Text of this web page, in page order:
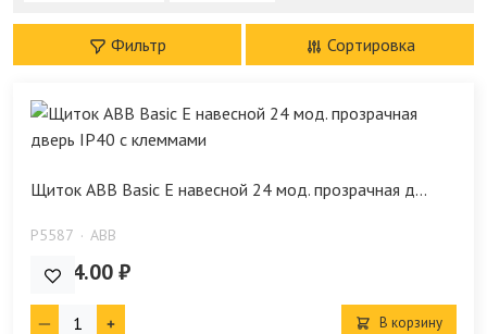
Фильтр Сортировка
Щиток ABB Basic E навесной 24 мод. прозрачная д...
P5587 ABB
2 224.00 ₽
В корзину